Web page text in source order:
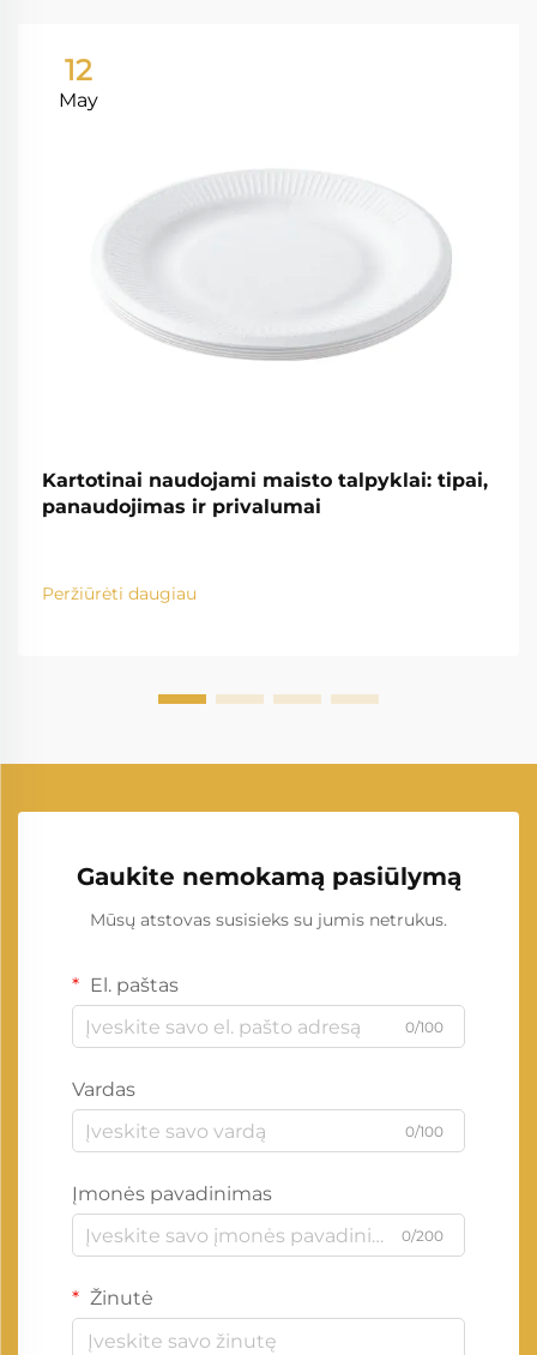
12
May
Kartotinai naudojami maisto talpyklai: tipai,
panaudojimas ir privalumai
Peržiūrėti daugiau
Gaukite nemokamą pasiūlymą
Mūsų atstovas susisieks su jumis netrukus.
El. paštas
0/100
Vardas
0/100
Įmonės pavadinimas
0/200
Žinutė